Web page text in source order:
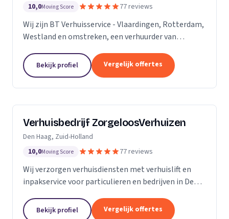
10,0Moving Score 77 reviews
Wij zijn BT Verhuisservice - Vlaardingen, Rotterdam,
Westland en omstreken, een verhuurder van
Zuid-Holland.
Bekijk profiel Vergelijk offertes
Verhuisbedrijf ZorgeloosVerhuizen
Den Haag, Zuid-Holland
10,0Moving Score 77 reviews
Wij verzorgen verhuisdiensten met verhuislift en
inpakservice voor particulieren en bedrijven in Den
Bekijk profiel Vergelijk offertes